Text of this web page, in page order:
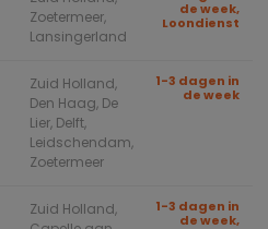
Zoetermeer,
Lansingerland
de week,
Loondienst
Zuid Holland,
Den Haag, De
Lier, Delft,
Leidschendam,
Zoetermeer
1-3 dagen in
de week
Zuid Holland,
1-3 dagen in
de week,